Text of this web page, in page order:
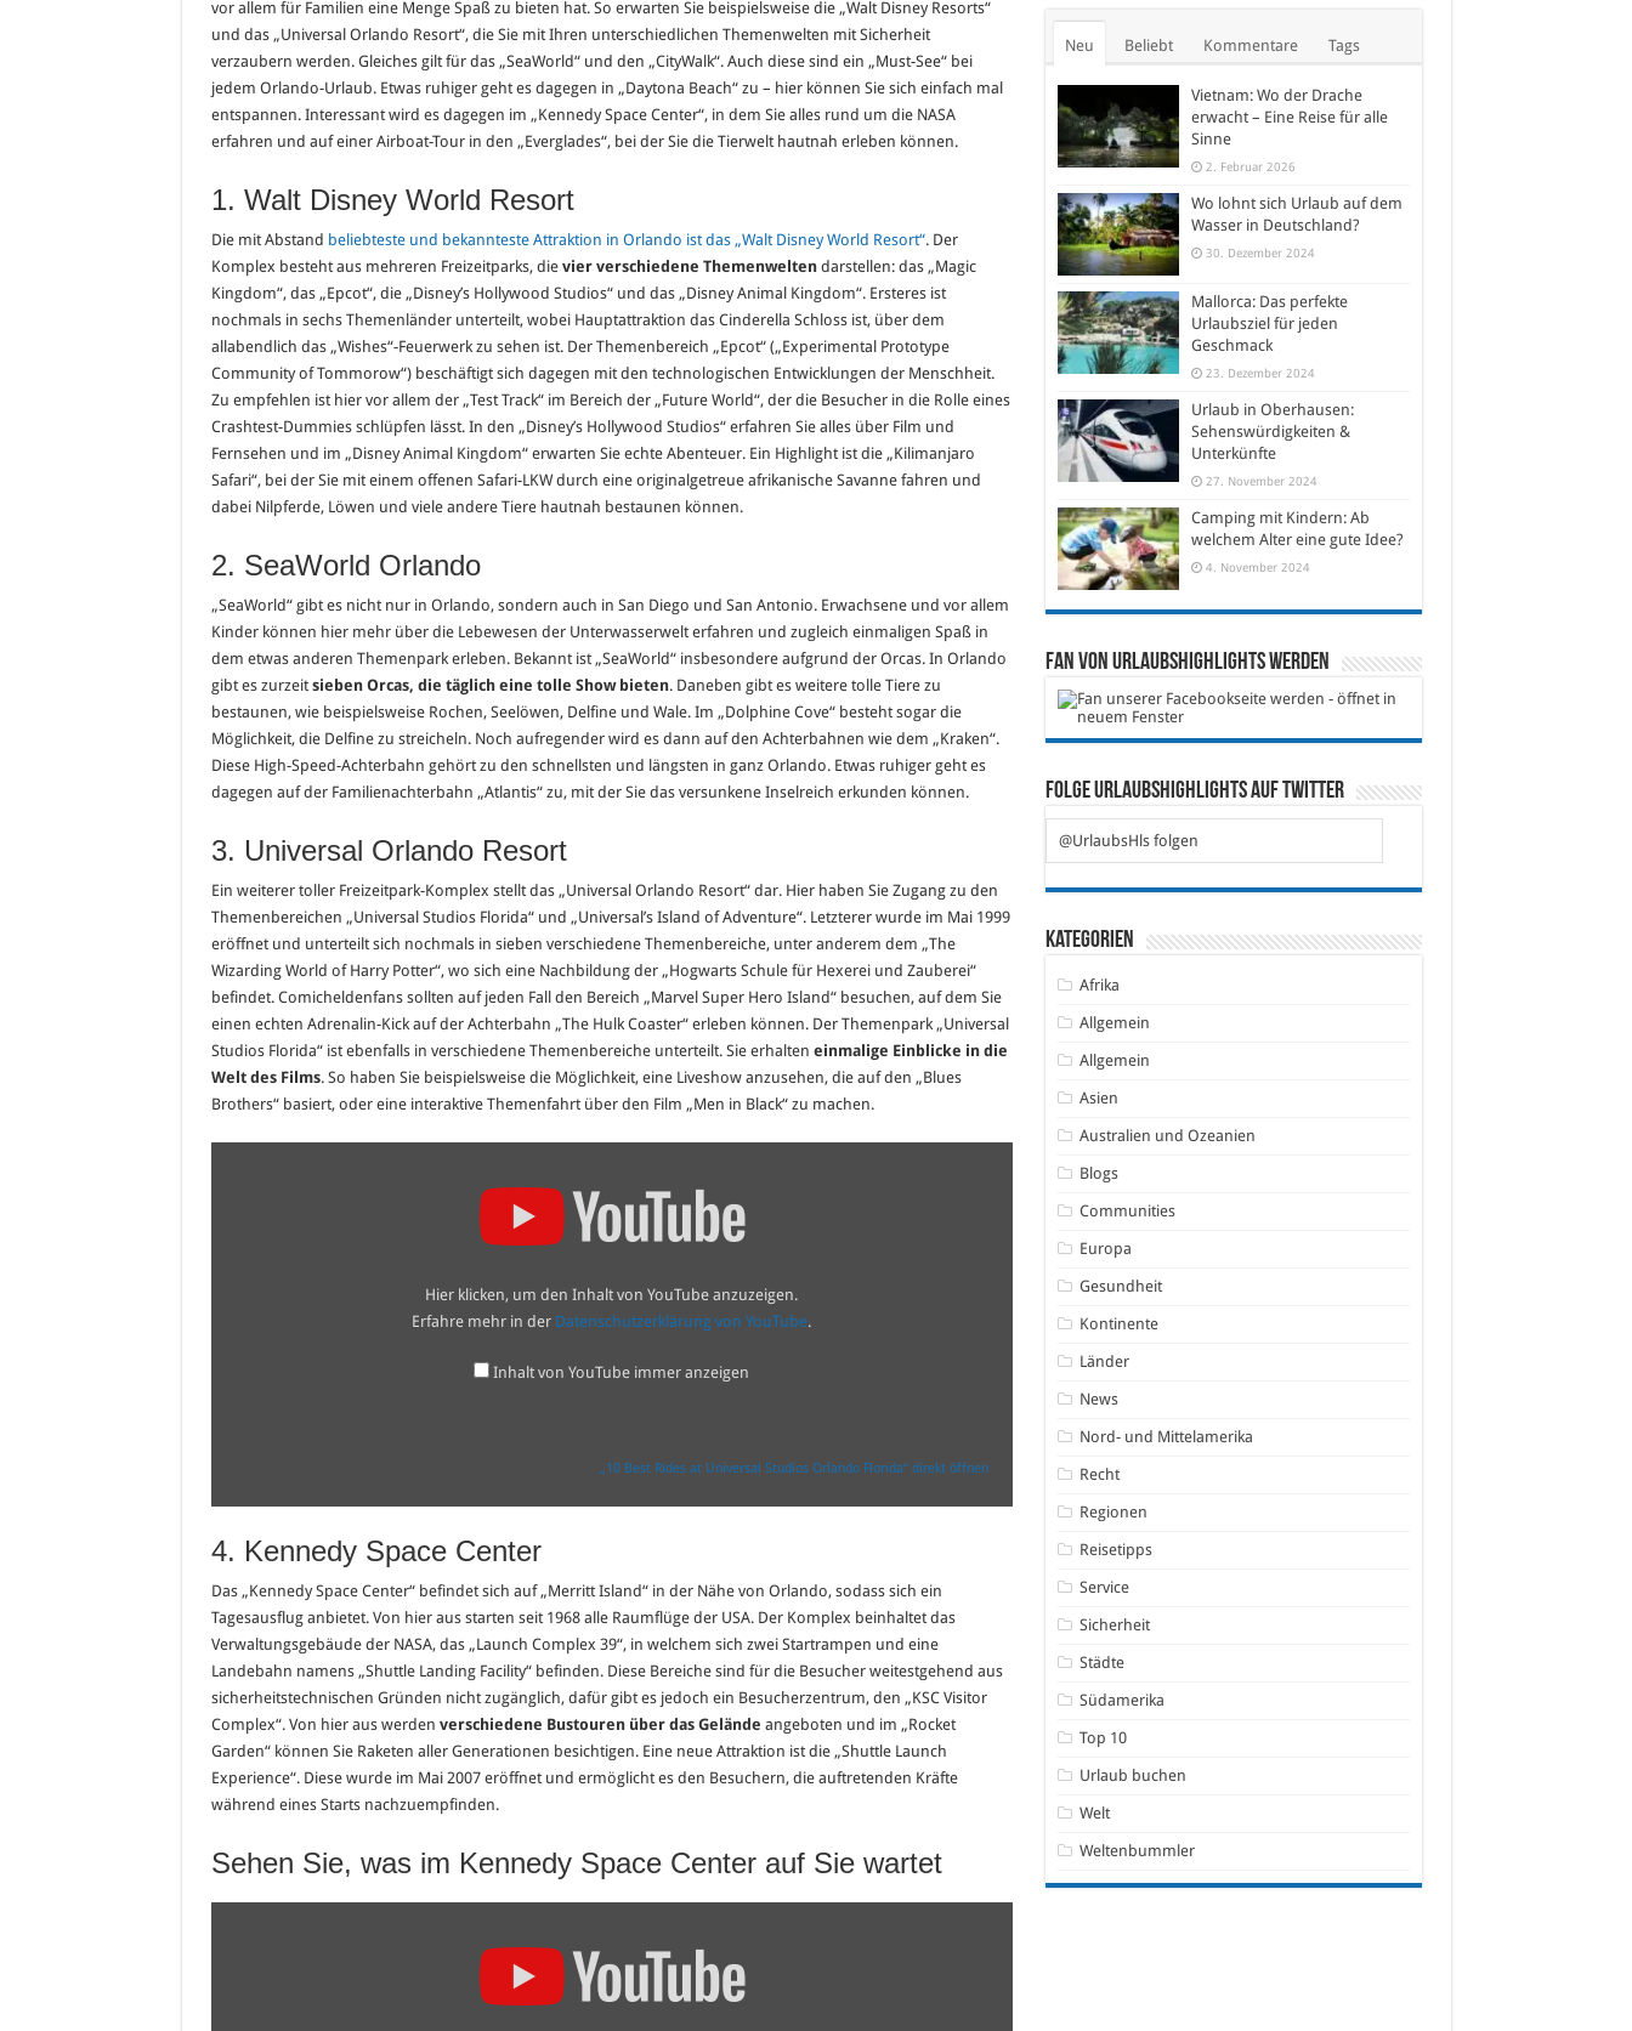
vor allem für Familien eine Menge Spaß zu bieten hat. So erwarten Sie beispielsweise die „Walt Disney Resorts“
und das „Universal Orlando Resort“, die Sie mit Ihren unterschiedlichen Themenwelten mit Sicherheit
verzaubern werden. Gleiches gilt für das „SeaWorld“ und den „CityWalk“. Auch diese sind ein „Must-See“ bei
jedem Orlando-Urlaub. Etwas ruhiger geht es dagegen in „Daytona Beach“ zu – hier können Sie sich einfach mal
entspannen. Interessant wird es dagegen im „Kennedy Space Center“, in dem Sie alles rund um die NASA
erfahren und auf einer Airboat-Tour in den „Everglades“, bei der Sie die Tierwelt hautnah erleben können.
1. Walt Disney World Resort
Die mit Abstand beliebteste und bekannteste Attraktion in Orlando ist das „Walt Disney World Resort“. Der
Komplex besteht aus mehreren Freizeitparks, die vier verschiedene Themenweltendarstellen: das „Magic
Kingdom“, das „Epcot“, die „Disney’s Hollywood Studios“ und das „Disney Animal Kingdom“. Ersteres ist
nochmals in sechs Themenländer unterteilt, wobei Hauptattraktion das Cinderella Schloss ist, über dem
allabendlich das „Wishes“-Feuerwerk zu sehen ist. Der Themenbereich „Epcot“ („Experimental Prototype
Community of Tommorow“) beschäftigt sich dagegen mit den technologischen Entwicklungen der Menschheit.
Zu empfehlen ist hier vor allem der „Test Track“ im Bereich der „Future World“, der die Besucher in die Rolle eines
Crashtest-Dummies schlüpfen lässt. In den „Disney’s Hollywood Studios“ erfahren Sie alles über Film und
Fernsehen und im „Disney Animal Kingdom“ erwarten Sie echte Abenteuer. Ein Highlight ist die „Kilimanjaro
Safari“, bei der Sie mit einem offenen Safari-LKW durch eine originalgetreue afrikanische Savanne fahren und
dabei Nilpferde, Löwen und viele andere Tiere hautnah bestaunen können.
2. SeaWorld Orlando
„SeaWorld“ gibt es nicht nur in Orlando, sondern auch in San Diego und San Antonio. Erwachsene und vor allem
Kinder können hier mehr über die Lebewesen der Unterwasserwelt erfahren und zugleich einmaligen Spaß in
dem etwas anderen Themenpark erleben. Bekannt ist „SeaWorld“ insbesondere aufgrund der Orcas. In Orlando
gibt es zurzeit sieben Orcas, die täglich eine tolle Show bieten. Daneben gibt es weitere tolle Tiere zu
bestaunen, wie beispielsweise Rochen, Seelöwen, Delfine und Wale. Im „Dolphine Cove“ besteht sogar die
Möglichkeit, die Delfine zu streicheln. Noch aufregender wird es dann auf den Achterbahnen wie dem „Kraken“.
Diese High-Speed-Achterbahn gehört zu den schnellsten und längsten in ganz Orlando. Etwas ruhiger geht es
dagegen auf der Familienachterbahn „Atlantis“ zu, mit der Sie das versunkene Inselreich erkunden können.
3. Universal Orlando Resort
Ein weiterer toller Freizeitpark-Komplex stellt das „Universal Orlando Resort“ dar. Hier haben Sie Zugang zu den
Themenbereichen „Universal Studios Florida“ und „Universal’s Island of Adventure“. Letzterer wurde im Mai 1999
eröffnet und unterteilt sich nochmals in sieben verschiedene Themenbereiche, unter anderem dem „The
Wizarding World of Harry Potter“, wo sich eine Nachbildung der „Hogwarts Schule für Hexerei und Zauberei“
befindet. Comicheldenfans sollten auf jeden Fall den Bereich „Marvel Super Hero Island“ besuchen, auf dem Sie
einen echten Adrenalin-Kick auf der Achterbahn „The Hulk Coaster“ erleben können. Der Themenpark „Universal
Studios Florida“ ist ebenfalls in verschiedene Themenbereiche unterteilt. Sie erhalten einmalige Einblicke in die
Welt des Films. So haben Sie beispielsweise die Möglichkeit, eine Liveshow anzusehen, die auf den „Blues
Brothers“ basiert, oder eine interaktive Themenfahrt über den Film „Men in Black“ zu machen.
Hier klicken, um den Inhalt von YouTube anzuzeigen.
Erfahre mehr in der Datenschutzerklärung von YouTube.
Inhalt von YouTube immer anzeigen
„10 Best Rides at Universal Studios Orlando Florida“ direkt öffnen
4. Kennedy Space Center
Das „Kennedy Space Center“ befindet sich auf „Merritt Island“ in der Nähe von Orlando, sodass sich ein
Tagesausflug anbietet. Von hier aus starten seit 1968 alle Raumflüge der USA. Der Komplex beinhaltet das
Verwaltungsgebäude der NASA, das „Launch Complex 39“, in welchem sich zwei Startrampen und eine
Landebahn namens „Shuttle Landing Facility“ befinden. Diese Bereiche sind für die Besucher weitestgehend aus
sicherheitstechnischen Gründen nicht zugänglich, dafür gibt es jedoch ein Besucherzentrum, den „KSC Visitor
Complex“. Von hier aus werden verschiedene Bustouren über das Gelände angeboten und im „Rocket
Garden“ können Sie Raketen aller Generationen besichtigen. Eine neue Attraktion ist die „Shuttle Launch
Experience“. Diese wurde im Mai 2007 eröffnet und ermöglicht es den Besuchern, die auftretenden Kräfte
während eines Starts nachzuempfinden.
Sehen Sie, was im Kennedy Space Center auf Sie wartet
Neu Beliebt Kommentare Tags
Vietnam: Wo der Drache
erwacht – Eine Reise für alle
Sinne
2. Februar 2026
Wo lohnt sich Urlaub auf dem
Wasser in Deutschland?
30. Dezember 2024
Mallorca: Das perfekte
Urlaubsziel für jeden
Geschmack
23. Dezember 2024
Urlaub in Oberhausen:
Sehenswürdigkeiten &
Unterkünfte
27. November 2024
Camping mit Kindern: Ab
welchem Alter eine gute Idee?
4. November 2024
Fan von Urlaubshighlights werden
Folge Urlaubshighlights auf Twitter
@UrlaubsHls folgen
Kategorien
Afrika
Allgemein
Allgemein
Asien
Australien und Ozeanien
Blogs
Communities
Europa
Gesundheit
Kontinente
Länder
News
Nord- und Mittelamerika
Recht
Regionen
Reisetipps
Service
Sicherheit
Städte
Südamerika
Top 10
Urlaub buchen
Welt
Weltenbummler